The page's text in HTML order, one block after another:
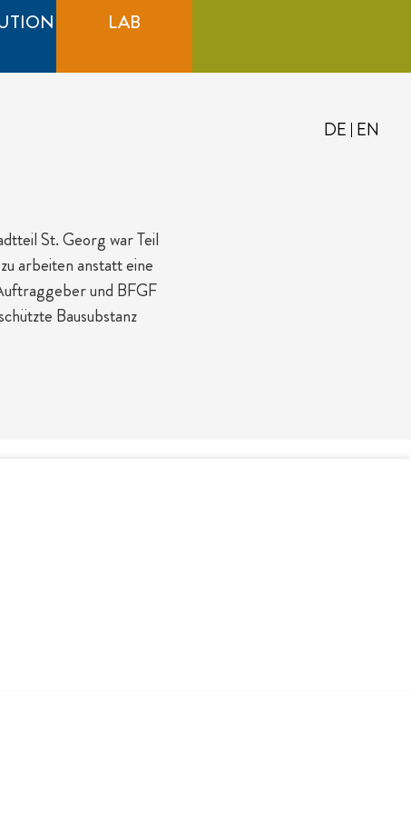
LAB
DE EN
St. Georg war Teil
arbeiten anstatt eine
und BFGF
Bausubstanz